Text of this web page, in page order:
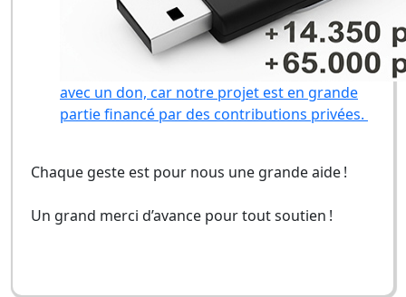
avec un don, car notre projet est en grande
partie financé par des contributions privées.
Chaque geste est pour nous une grande aide !
Un grand merci d’avance pour tout soutien !